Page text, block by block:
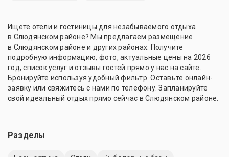
Ищете отели и гостиницы для незабываемого отдыха
в Слюдянском районе? Мы предлагаем размещение
в Слюдянском районе и других районах. Получите
подробную информацию, фото, актуальные цены на 2026
год, список услуг и отзывы гостей прямо у нас на сайте.
Бронируйте используя удобный фильтр. Оставьте онлайн-
заявку или свяжитесь с нами по телефону. Запланируйте
свой идеальный отдых прямо сейчас в Слюдянском районе.
Разделы